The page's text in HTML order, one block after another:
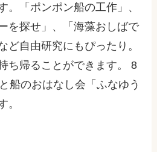
。「ポンポン船の工作」、
を探せ」、「海藻おしばで
ど自由研究にもぴったり。
ち帰ることができます。 8
船のおはなし会「ふなゆう
。